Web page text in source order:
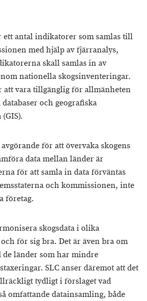
ett antal indikatorer som samlas till
med hjälp av fjärranalys,
skall samlas in av
nationella skogsinventeringar.
att vara tillgänglig för allmänheten
och geografiska
för att övervaka skogens
data mellan länder är
för att samla in data förväntas
och kommissionen, inte
företag.
skogsdata i olika
för sig bra. Det är även bra om
de länder som har mindre
SLC anser däremot att det
tydligt i förslaget vad
omfattande datainsamling, både